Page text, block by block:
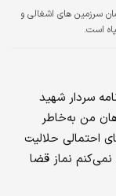
سرزمین های اشغالی و
است.
سردار شهید
من به‌خاطر
احتمالی حلالیت
نماز قضا